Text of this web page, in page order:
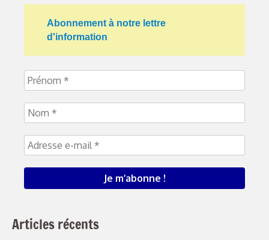
Abonnement à notre lettre
d'information
Articles récents